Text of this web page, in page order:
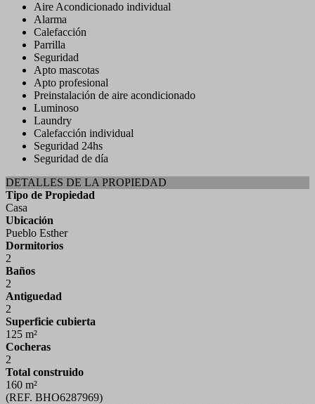
Aire Acondicionado individual
Alarma
Calefacción
Parrilla
Seguridad
Apto mascotas
Apto profesional
Preinstalación de aire acondicionado
Luminoso
Laundry
Calefacción individual
Seguridad 24hs
Seguridad de día
DETALLES DE LA PROPIEDAD
Tipo de Propiedad
Casa
Ubicación
Pueblo Esther
Dormitorios
2
Baños
2
Antiguedad
2
Superficie cubierta
125 m²
Cocheras
2
Total construido
160 m²
(REF. BHO6287969)